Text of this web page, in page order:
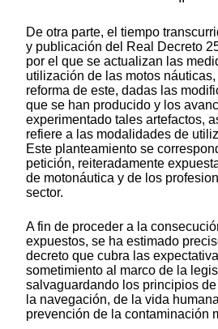
De otra parte, el tiempo
y publicación del Real Decreto
por el que se actualizan las
utilización de las motos
reforma de este, dadas las
que se han producido y los
experimentado tales artefactos,
refiere a las modalidades de
Este planteamiento se
petición, reiteradamente
de motonáutica y de los
sector.
A fin de proceder a la
expuestos, se ha estimado
decreto que cubra las
sometimiento al marco de la
salvaguardando los principios
la navegación, de la vida
prevención de la contaminación